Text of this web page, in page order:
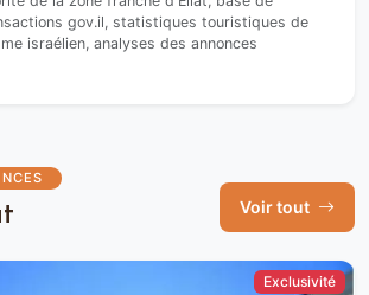
gov.il, statistiques touristiques de
israélien, analyses des annonces
Voir tout
Exclusivité